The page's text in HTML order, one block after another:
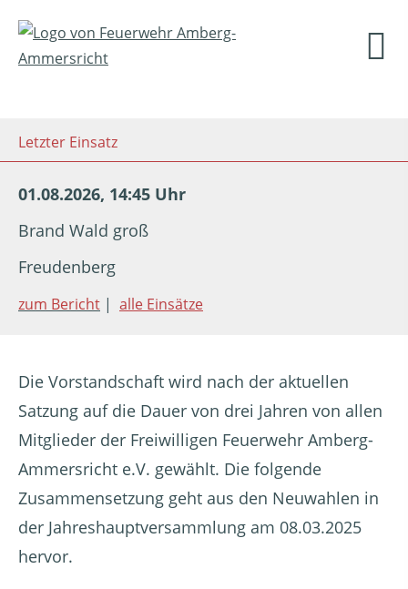
Letzter Einsatz
01.08.2026, 14:45 Uhr
Brand Wald groß
Freudenberg
zum Bericht | alle Einsätze
Die Vorstandschaft wird nach der aktuellen
Satzung auf die Dauer von drei Jahren von allen
Mitglieder der Freiwilligen Feuerwehr Amberg-
Ammersricht e.V. gewählt. Die folgende
Zusammensetzung geht aus den Neuwahlen in
der Jahreshauptversammlung am 08.03.2025
hervor.